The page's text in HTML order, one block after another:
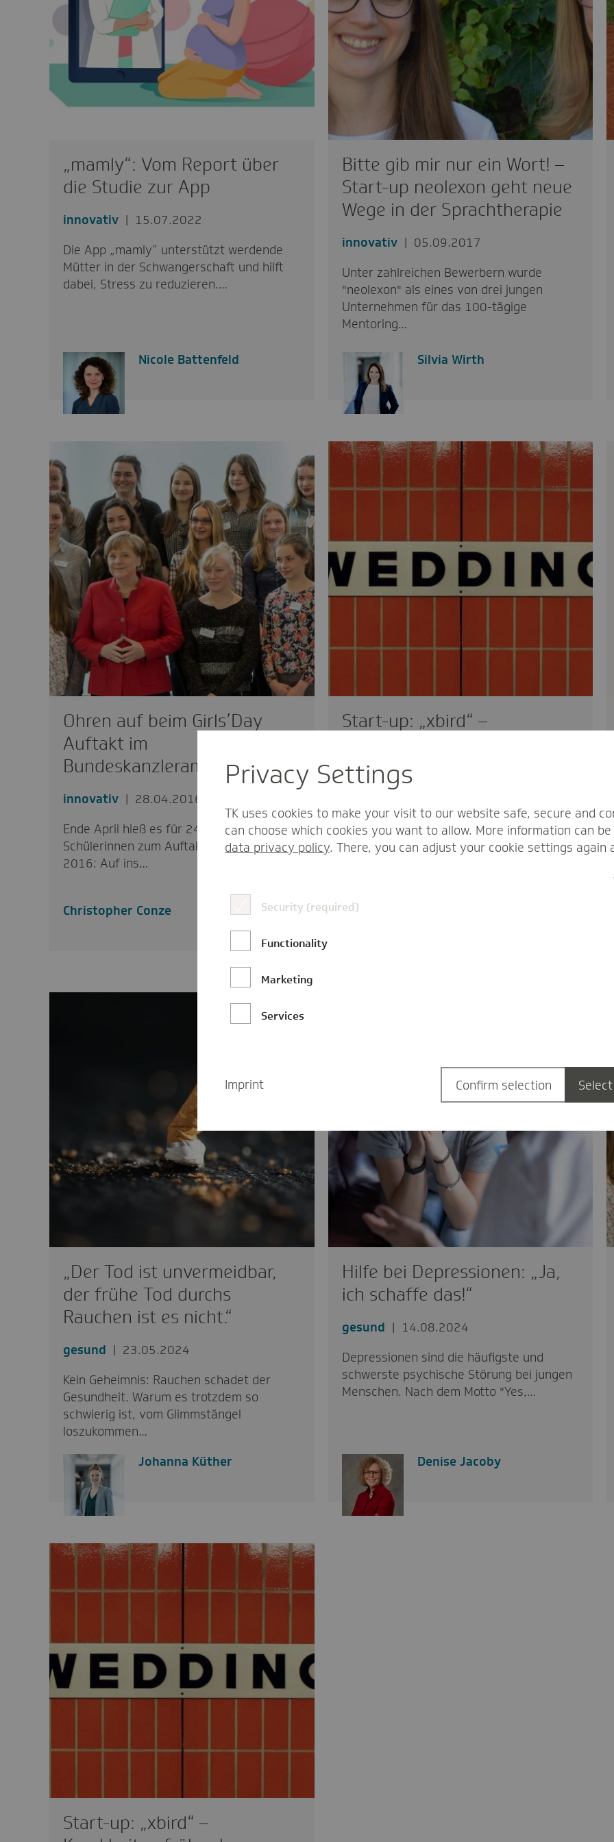
„mamly“: Vom Report über
die Studie zur App
innovativ
15.07.2022
Die App „mamly“ unterstützt werdende
Mütter in der Schwangerschaft und hilft
dabei, Stress zu reduzieren.…
Nicole Battenfeld
Bitte gib mir nur ein Wort! –
Start-up neolexon geht neue
Wege in der Sprachtherapie
innovativ
05.09.2017
Unter zahlreichen Bewerbern wurde
"neolexon" als eines von drei jungen
Unternehmen für das 100-tägige
Mentoring…
Silvia Wirth
Ohren auf beim Girls’Day
Auftakt im
Bundeskanzleramt
innovativ
28.04.2016
Ende April hieß es für 24 Berliner
Schülerinnen zum Auftakt des Girls'Day
2016: Auf ins…
Christopher Conze
Start-up: „xbird“ –
innovativ
Dieser Beitrag ist Teil des Start-up-
Features von Wir Techniker im Rahmen
der Health-i-Initiative von der…
„Der Tod ist unvermeidbar,
der frühe Tod durchs
Rauchen ist es nicht.“
gesund
23.05.2024
Kein Geheimnis: Rauchen schadet der
Gesundheit. Warum es trotzdem so
schwierig ist, vom Glimmstängel
loszukommen…
Johanna Küther
Hilfe bei Depressionen: „Ja,
ich schaffe das!“
gesund
14.08.2024
Depressionen sind die häufigste und
schwerste psychische Störung bei jungen
Menschen. Nach dem Motto "Yes,…
Denise Jacoby
Start-up: „xbird“ –
Privacy Settings
TK uses cookies to make your visit to our website safe, secure and
can choose which cookies you want to allow. More information can
data privacy policy. There, you can adjust your cookie settings again
Security (required)
Functionality
Marketing
Services
Imprint Confirm selection